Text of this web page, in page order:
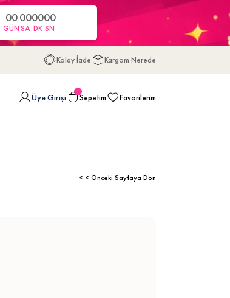
00
GÜN
00
SA
00
DK
00
SN
Kolay İade Kargom Nerede
Üye Girişi Sepetim Favorilerim
< < Önceki Sayfaya Dön